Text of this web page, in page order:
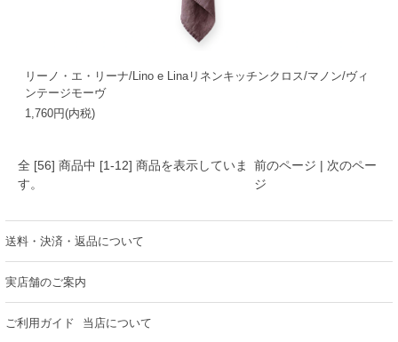
リーノ・エ・リーナ/Lino e Linaリネンキッチンクロス/マノン/ヴィ
ンテージモーヴ
1,760円(内税)
全 [56] 商品中 [1-12] 商品を表示していま
す。
前のページ | 次のペー
ジ
送料・決済・返品について
実店舗のご案内
ご利用ガイド 当店について